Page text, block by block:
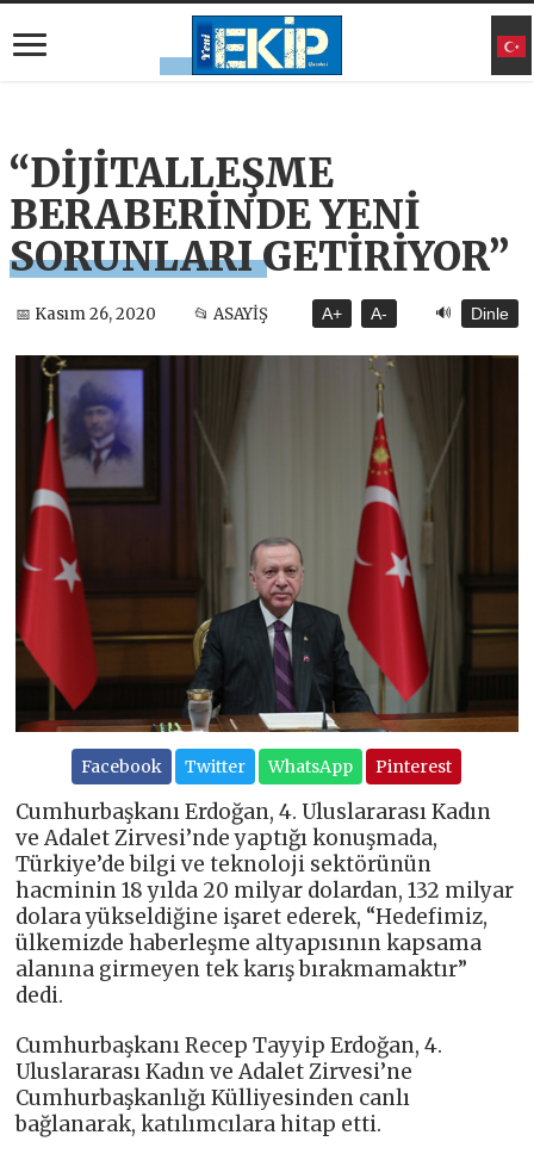
“DİJİTALLEŞME
BERABERİNDE YENİ
SORUNLARI GETİRİYOR”
📅 Kasım 26, 2020 📂 ASAYİŞ A+ A- 🔊 Dinle
Facebook Twitter WhatsApp Pinterest
Cumhurbaşkanı Erdoğan, 4. Uluslararası Kadın
ve Adalet Zirvesi’nde yaptığı konuşmada,
Türkiye’de bilgi ve teknoloji sektörünün
hacminin 18 yılda 20 milyar dolardan, 132 milyar
dolara yükseldiğine işaret ederek, “Hedefimiz,
ülkemizde haberleşme altyapısının kapsama
alanına girmeyen tek karış bırakmamaktır”
dedi.
Cumhurbaşkanı Recep Tayyip Erdoğan, 4.
Uluslararası Kadın ve Adalet Zirvesi’ne
Cumhurbaşkanlığı Külliyesinden canlı
bağlanarak, katılımcılara hitap etti.